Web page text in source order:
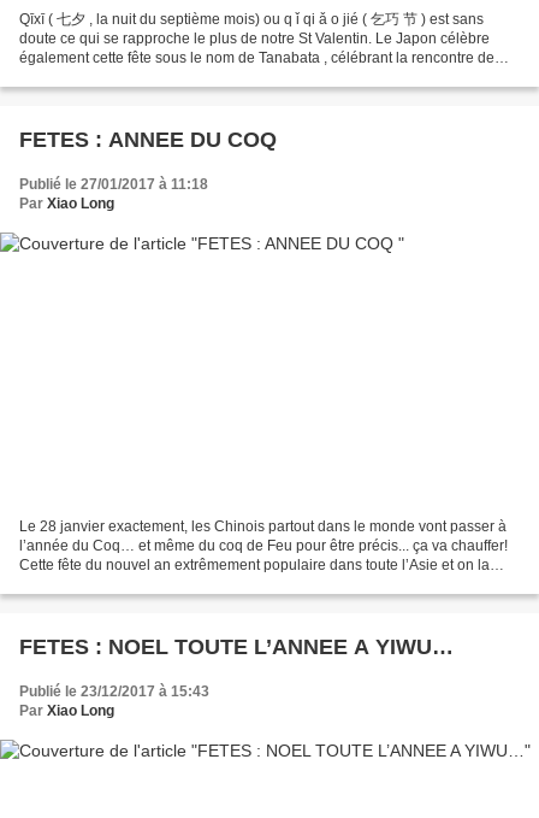
Qīxī ( 七夕 , la nuit du septième mois) ou q ǐ qi ǎ o jié ( 乞巧 节 ) est sans
doute ce qui se rapproche le plus de notre St Valentin. Le Japon célèbre
également cette fête sous le nom de Tanabata , célébrant la rencontre de
FETES : ANNEE DU COQ
Publié le 27/01/2017 à 11:18
Par Xiao Long
Le 28 janvier exactement, les Chinois partout dans le monde vont passer à
l’année du Coq… et même du coq de Feu pour être précis... ça va chauffer!
Cette fête du nouvel an extrêmement populaire dans toute l’Asie et on la
FETES : NOEL TOUTE L’ANNEE A YIWU…
Publié le 23/12/2017 à 15:43
Par Xiao Long